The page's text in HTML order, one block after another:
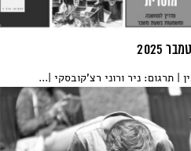
2025
| תרגום: ניר ורוני רצ'קובסקי |...